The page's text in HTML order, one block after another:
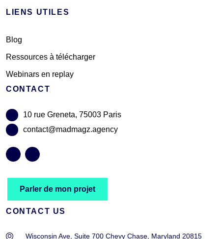
LIENS UTILES
Blog
Ressources à télécharger
Webinars en replay
CONTACT
10 rue Greneta, 75003 Paris
contact@madmagz.agency
Parler de mon projet
CONTACT US
Wisconsin Ave, Suite 700 Chevy Chase, Maryland 20815